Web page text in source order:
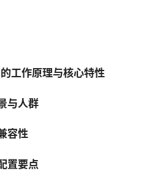
工作原理与核心特性
与人群
容性
置要点